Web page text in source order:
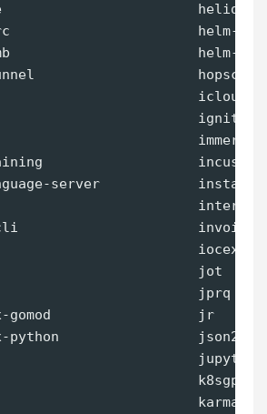
ignite
server
cli
jot
jprq
gomod
python